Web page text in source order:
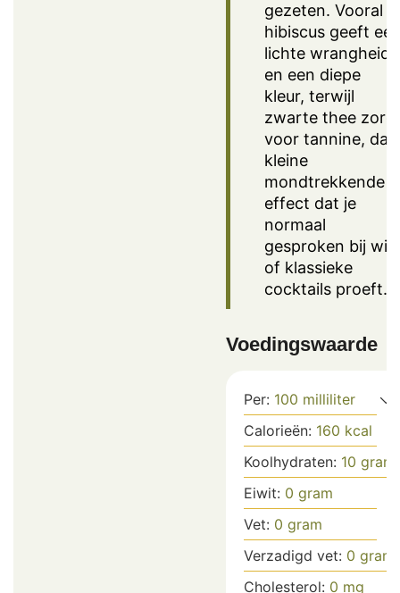
gezeten. Vooral
hibiscus geeft
lichte wrangheid
en een diepe
kleur, terwijl
zwarte thee
voor tannine, dat
kleine
mondtrekkende
effect dat je
normaal
gesproken bij wijn
of klassieke
cocktails proeft.
Voedingswaarde
Per: 100 milliliter
Calorieën: 160 kcal
Koolhydraten: 10 gram
Eiwit: 0 gram
Vet: 0 gram
Verzadigd vet: 0 gram
Cholesterol: 0 mg